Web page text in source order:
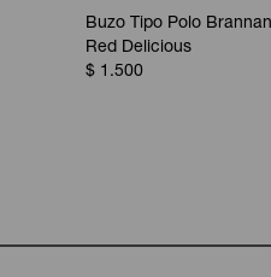
Buzo Tipo Polo
Red Delicious
$ 1.500